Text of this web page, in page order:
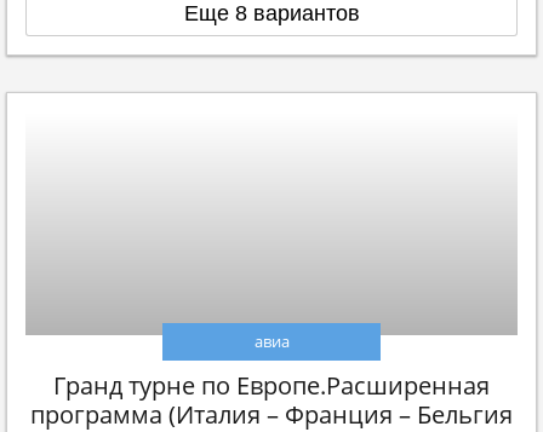
Еще 8 вариантов
Гранд турне по Европе.Расширенная
программа (Италия – Франция – Бельгия
авиа